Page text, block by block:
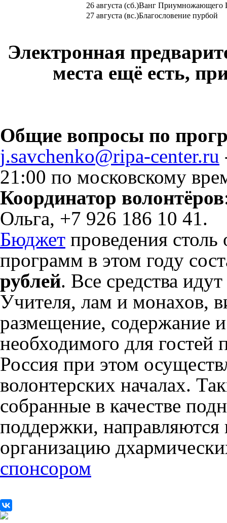
26 августа (сб.)Ванг Приумножающего
27 августа (вс.)Благословение пурбой
Электронная
места ещё есть,
Общие вопросы по
j.savchenko@ripa-center.ru
21:00 по московскому
Координатор волонтёров
Ольга, +7 926 186 10 41.
Бюджет проведения
программ в этом году
рублей. Все средства
Учителя, лам и монахов,
размещение, содержание
необходимого для
Россия при этом
волонтерских началах.
собранные в качестве
поддержки, направляются
организацию
спонсором